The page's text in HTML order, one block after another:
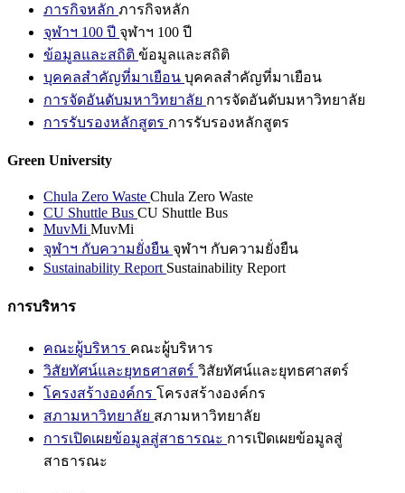
ภารกิจหลัก ภารกิจหลัก
จุฬาฯ 100 ปี จุฬาฯ 100 ปี
ข้อมูลและสถิติ ข้อมูลและสถิติ
บุคคลสำคัญที่มาเยือน บุคคลสำคัญที่มาเยือน
การจัดอันดับมหาวิทยาลัย การจัดอันดับมหาวิทยาลัย
การรับรองหลักสูตร การรับรองหลักสูตร
Green University
Chula Zero Waste Chula Zero Waste
CU Shuttle Bus CU Shuttle Bus
MuvMi MuvMi
จุฬาฯ กับความยั่งยืน จุฬาฯ กับความยั่งยืน
Sustainability Report Sustainability Report
การบริหาร
คณะผู้บริหาร คณะผู้บริหาร
วิสัยทัศน์และยุทธศาสตร์ วิสัยทัศน์และยุทธศาสตร์
โครงสร้างองค์กร โครงสร้างองค์กร
สภามหาวิทยาลัย สภามหาวิทยาลัย
การเปิดเผยข้อมูลสู่สาธารณะ การเปิดเผยข้อมูลสู่
สาธารณะ